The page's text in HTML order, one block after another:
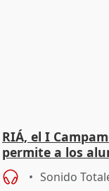
RIÁ, el I
permite a los
piel"
Sonido